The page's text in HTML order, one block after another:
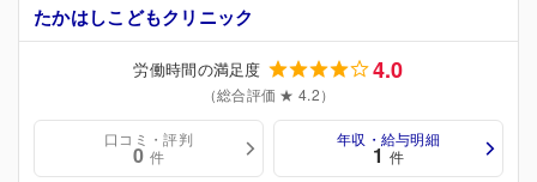
たかはしこどもクリニック
労働時間の満足度 4.0
（総合評価 ★ 4.2）
口コミ・評判
0 件
年収・給与明細
1 件